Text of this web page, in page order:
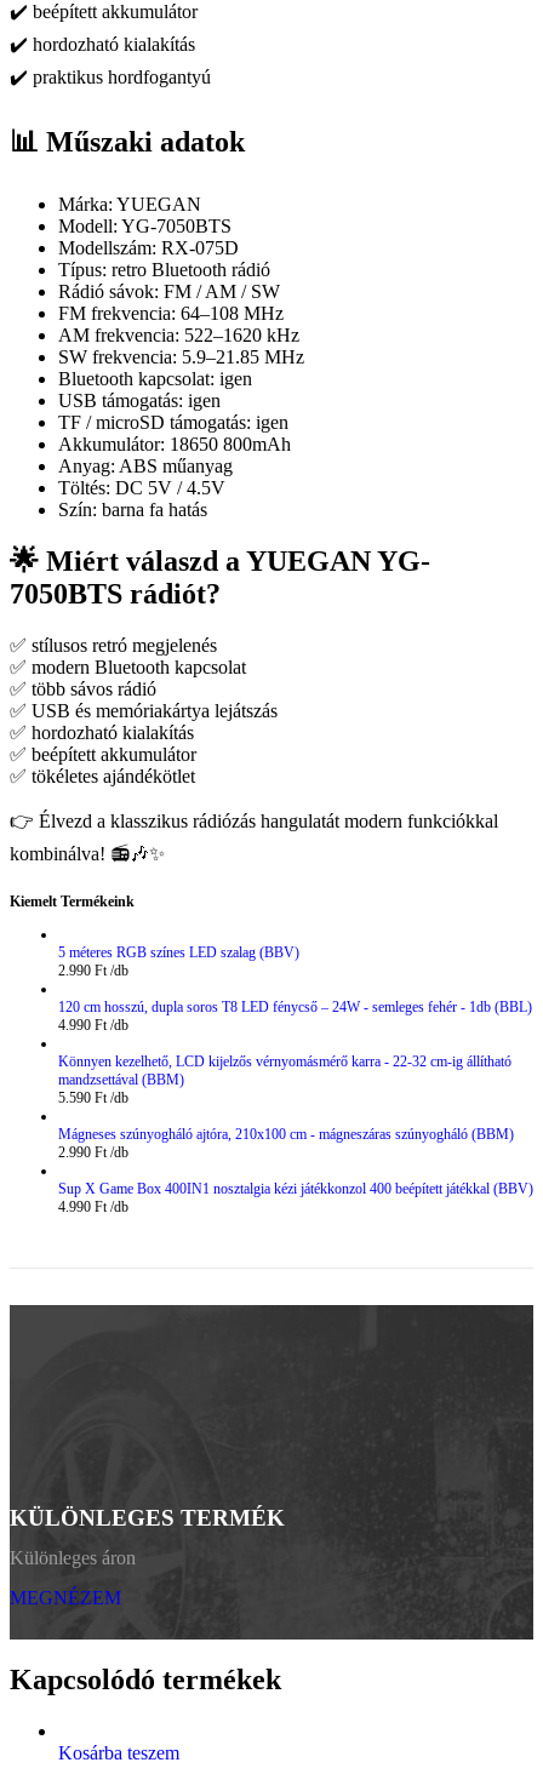
✔️ beépített akkumulátor
✔️ hordozható kialakítás
✔️ praktikus hordfogantyú
📊 Műszaki adatok
Márka: YUEGAN
Modell: YG-7050BTS
Modellszám: RX-075D
Típus: retro Bluetooth rádió
Rádió sávok: FM / AM / SW
FM frekvencia: 64–108 MHz
AM frekvencia: 522–1620 kHz
SW frekvencia: 5.9–21.85 MHz
Bluetooth kapcsolat: igen
USB támogatás: igen
TF / microSD támogatás: igen
Akkumulátor: 18650 800mAh
Anyag: ABS műanyag
Töltés: DC 5V / 4.5V
Szín: barna fa hatás
🌟 Miért válaszd a YUEGAN YG-
7050BTS rádiót?
✅ stílusos retró megjelenés
✅ modern Bluetooth kapcsolat
✅ több sávos rádió
✅ USB és memóriakártya lejátszás
✅ hordozható kialakítás
✅ beépített akkumulátor
✅ tökéletes ajándékötlet
👉 Élvezd a klasszikus rádiózás hangulatát modern funkciókkal
kombinálva! 📻🎶✨
Kiemelt Termékeink
5 méteres RGB színes LED szalag (BBV)
2.990 Ft
120 cm hosszú, dupla soros T8 LED fénycső – 24W - semleges fehér - 1db (BBL)
4.990 Ft
Könnyen kezelhető, LCD kijelzős vérnyomásmérő karra - 22-32 cm-ig állítható
mandzsettával (BBM)
5.590 Ft
Mágneses szúnyogháló ajtóra, 210x100 cm - mágneszáras szúnyogháló (BBM)
2.990 Ft
Sup X Game Box 400IN1 nosztalgia kézi játékkonzol 400 beépített játékkal (BBV)
4.990 Ft
KÜLÖNLEGES TERMÉK
Különleges áron
MEGNÉZEM
Kapcsolódó termékek
Kosárba teszem